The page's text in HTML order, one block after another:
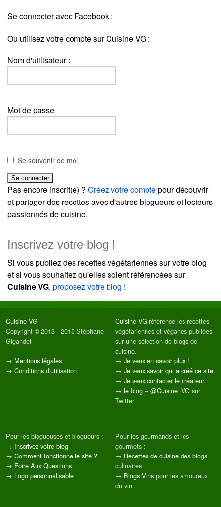
Se connecter avec Facebook :
Ou utilisez votre compte sur Cuisine VG :
Nom d'utilisateur :
Mot de passe
Se souvenir de moi
Pas encore inscrit(e) ? Créez votre comptepour découvrir
et partager des recettes avec d'autres blogueurs et lecteurs
passionnés de cuisine.
Inscrivez votre blog !
Si vous publiez des recettes végétariennes sur votre blog
et si vous souhaitez qu'elles soient référencées sur
Cuisine VG, proposez votre blog !
Cuisine VG
Copyright © 2013 - 2015 Stéphane
Gigandet
→ Mentions légales
→ Conditions d'utilisation
Cuisine VG référence les recettes
végétariennes et véganes publiées
sur une sélection de blogs de
cuisine.
→ Je veux en savoir plus !
→ Je veux savoir qui a créé ce site.
→ Je veux contacter le créateur.
→ le blog -- @Cuisine_VG sur
Twitter
Pour les blogueuses et blogueurs :
→ Inscrivez votre blog
→ Comment fonctionne le site ?
→ Foire Aux Questions
→ Logo personnalisable
Pour les gourmands et les
gourmets :
→ Recettes de cuisine des blogs
culinaires
→ Blogs Vins pour les amoureux
du vin